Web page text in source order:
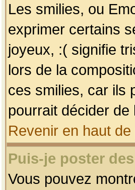
Les smilies, ou
exprimer certains
joyeux, :( signifie
lors de la
ces smilies, car ils
pourrait décider
Revenir en haut de
Puis-je poster
Vous pouvez